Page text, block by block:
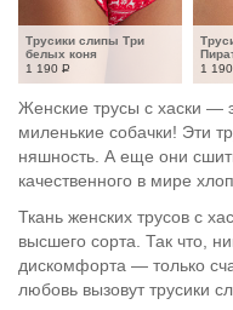
Трусики слипы Три
белых коня
1 190 Р
1 190
Женские трусы с хаски —
миленькие собачки! Эти
няшность. А еще они
качественного в мире
Ткань женских трусов с
высшего сорта. Так что,
дискомфорта — только
любовь вызовут трусики